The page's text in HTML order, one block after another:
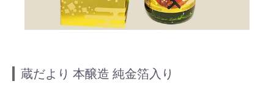
蔵だより 本醸造 純金箔入り